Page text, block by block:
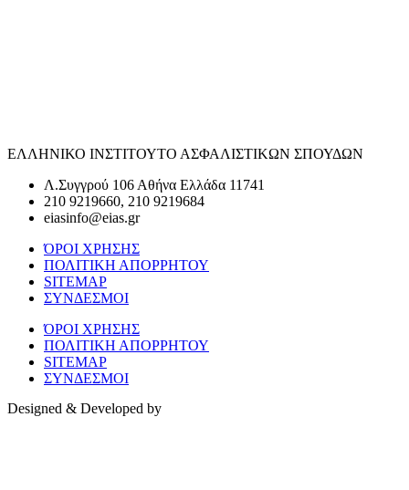
ΕΛΛΗΝΙΚΟ ΙΝΣΤΙΤΟΥΤΟ ΑΣΦΑΛΙΣΤΙΚΩΝ ΣΠΟΥΔΩΝ
Λ.Συγγρού 106 Αθήνα Ελλάδα 11741
210 9219660, 210 9219684
eiasinfo@eias.gr
ΌΡΟΙ ΧΡΗΣΗΣ
ΠΟΛΙΤΙΚΗ ΑΠΟΡΡΗΤΟΥ
SITEMAP
ΣΥΝΔΕΣΜΟΙ
ΌΡΟΙ ΧΡΗΣΗΣ
ΠΟΛΙΤΙΚΗ ΑΠΟΡΡΗΤΟΥ
SITEMAP
ΣΥΝΔΕΣΜΟΙ
Designed & Developed by